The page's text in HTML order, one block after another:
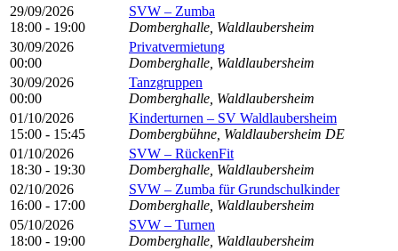
29/09/2026
18:00 - 19:00
SVW – Zumba
Domberghalle, Waldlaubersheim
30/09/2026
00:00
Privatvermietung
Domberghalle, Waldlaubersheim
30/09/2026
00:00
Tanzgruppen
Domberghalle, Waldlaubersheim
01/10/2026
15:00 - 15:45
Kinderturnen – SV Waldlaubersheim
Dombergbühne, Waldlaubersheim DE
01/10/2026
18:30 - 19:30
SVW – RückenFit
Domberghalle, Waldlaubersheim
02/10/2026
16:00 - 17:00
SVW – Zumba für Grundschulkinder
Domberghalle, Waldlaubersheim
05/10/2026
18:00 - 19:00
SVW – Turnen
Domberghalle, Waldlaubersheim